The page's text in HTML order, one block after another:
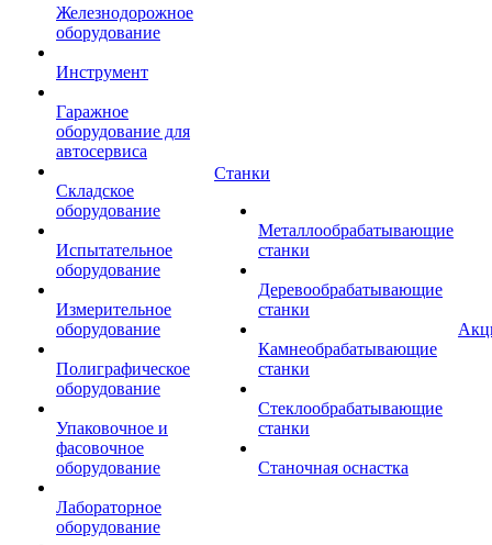
Железнодорожное
оборудование
Инструмент
Гаражное
оборудование для
автосервиса
Складское
оборудование
Испытательное
оборудование
Измерительное
оборудование
Полиграфическое
оборудование
Упаковочное и
фасовочное
оборудование
Лабораторное
оборудование
Станки
Металлообрабатывающие
станки
Деревообрабатывающие
станки
Камнеобрабатывающие
станки
Стеклообрабатывающие
станки
Станочная оснастка